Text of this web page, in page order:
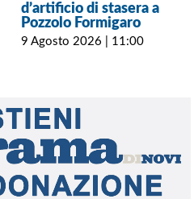
d’artificio di stasera a
Pozzolo Formigaro
9 Agosto 2026 | 11:00